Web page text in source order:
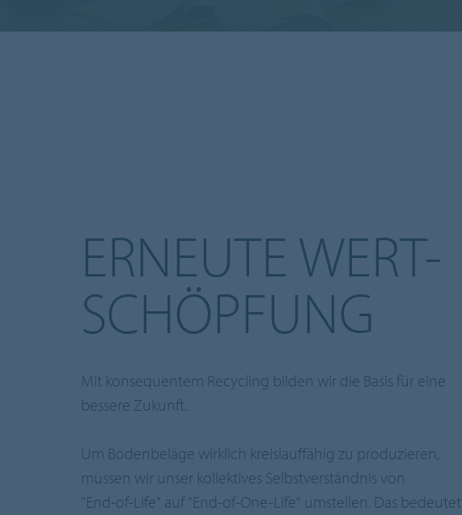
ERNEUTE WERT-
SCHÖPFUNG
Mit konsequentem Recycling bilden wir die Basis für eine
bessere Zukunft.
Um Bodenbeläge wirklich kreislauffähig zu produzieren,
müssen wir unser kollektives Selbstverständnis von
"End-of-Life" auf "End-of-One-Life" umstellen. Das bedeutet